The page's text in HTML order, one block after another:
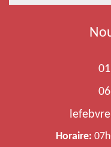
Horaire: